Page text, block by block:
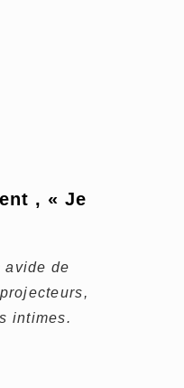
, « Je
avide de
intimes.